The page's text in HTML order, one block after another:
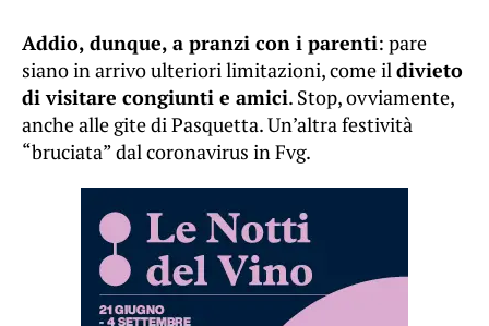
Addio, dunque, a pranzi con i parenti: pare
siano in arrivo ulteriori limitazioni, come ildivieto
di visitare congiunti e amici. Stop, ovviamente,
anche alle gite di Pasquetta. Un’altra festività
“bruciata” dal coronavirus in Fvg.